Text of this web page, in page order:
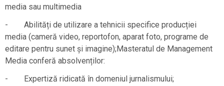
media sau multimedia
- Abilități de utilizare a tehnicii specifice producției
media (cameră video, reportofon, aparat foto, programe de
editare pentru sunet și imagine);Masteratul de Management
Media conferă absolvenților:
- Expertiză ridicată în domeniul jurnalismului;